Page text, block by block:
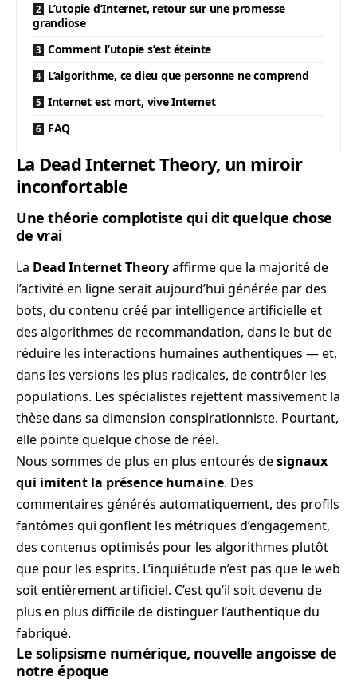
L’utopie d’Internet, retour sur une promesse
grandiose
Comment l’utopie s’est éteinte
L’algorithme, ce dieu que personne ne comprend
Internet est mort, vive Internet
FAQ
La Dead Internet Theory, un miroir
inconfortable
Une théorie complotiste qui dit quelque chose
de vrai
La Dead Internet Theoryaffirme que la majorité de
l’activité en ligne serait aujourd’hui générée par des
bots, du contenu créé par intelligence artificielle et
des algorithmes de recommandation, dans le but de
réduire les interactions humaines authentiques — et,
dans les versions les plus radicales, de contrôler les
populations. Les spécialistes rejettent massivement la
thèse dans sa dimension conspirationniste. Pourtant,
elle pointe quelque chose de réel.
Nous sommes de plus en plus entourés designaux
qui imitent la présence humaine. Des
commentaires générés automatiquement, des profils
fantômes qui gonflent les métriques d’engagement,
des contenus optimisés pour les algorithmes plutôt
que pour les esprits. L’inquiétude n’est pas que le web
soit entièrement artificiel. C’est qu’il soit devenu de
plus en plus difficile de distinguer l’authentique du
fabriqué.
Le solipsisme numérique, nouvelle angoisse de
notre époque